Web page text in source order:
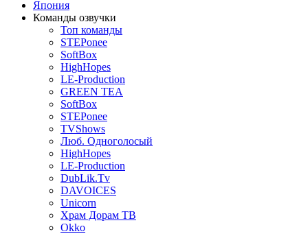
Япония
Команды озвучки
Топ команды
STEPonee
SoftBox
HighHopes
LE-Production
GREEN TEA
SoftBox
STEPonee
TVShows
Люб. Одноголосый
HighHopes
LE-Production
DubLik.Tv
DAVOICES
Unicorn
Храм Дорам ТВ
Okko